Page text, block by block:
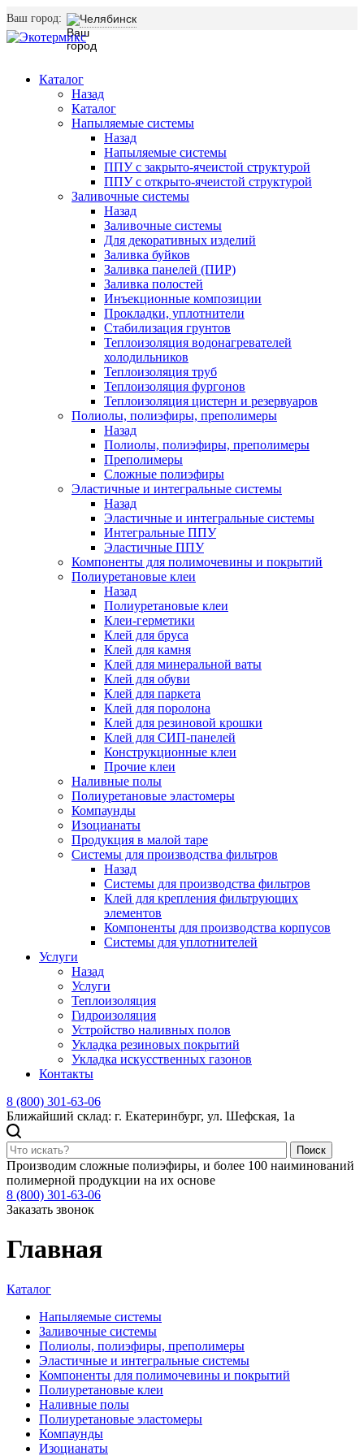
Ваш город: Челябинск
Каталог
Назад
Каталог
Напыляемые системы
Назад
Напыляемые системы
ППУ с закрыто-ячеистой структурой
ППУ с открыто-ячеистой структурой
Заливочные системы
Назад
Заливочные системы
Для декоративных изделий
Заливка буйков
Заливка панелей (ПИР)
Заливка полостей
Инъекционные композиции
Прокладки, уплотнители
Стабилизация грунтов
Теплоизоляция водонагревателей
холодильников
Теплоизоляция труб
Теплоизоляция фургонов
Теплоизоляция цистерн и резервуаров
Полиолы, полиэфиры, преполимеры
Назад
Полиолы, полиэфиры, преполимеры
Преполимеры
Сложные полиэфиры
Эластичные и интегральные системы
Назад
Эластичные и интегральные системы
Интегральные ППУ
Эластичные ППУ
Компоненты для полимочевины и покрытий
Полиуретановые клеи
Назад
Полиуретановые клеи
Клеи-герметики
Клей для бруса
Клей для камня
Клей для минеральной ваты
Клей для обуви
Клей для паркета
Клей для поролона
Клей для резиновой крошки
Клей для СИП-панелей
Конструкционные клеи
Прочие клеи
Наливные полы
Полиуретановые эластомеры
Компаунды
Изоцианаты
Продукция в малой таре
Системы для производства фильтров
Назад
Системы для производства фильтров
Клей для крепления фильтрующих
элементов
Компоненты для производства корпусов
Системы для уплотнителей
Услуги
Назад
Услуги
Теплоизоляция
Гидроизоляция
Устройство наливных полов
Укладка резиновых покрытий
Укладка искусственных газонов
Контакты
8 (800) 301-63-06
Ближайший склад: г. Екатеринбург, ул. Шефская, 1а
Поиск
Производим сложные полиэфиры, и более 100 наиминований
полимерной продукции на их основе
8 (800) 301-63-06
Заказать звонок
Главная
Каталог
Напыляемые системы
Заливочные системы
Полиолы, полиэфиры, преполимеры
Эластичные и интегральные системы
Компоненты для полимочевины и покрытий
Полиуретановые клеи
Наливные полы
Полиуретановые эластомеры
Компаунды
Изоцианаты